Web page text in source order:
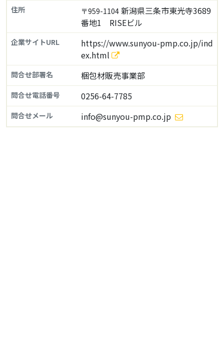
住所 〒959-1104 新潟県三条市東光寺3689
番地1 RISEビル
企業サイトURL
https://www.sunyou-pmp.co.jp/ind
ex.html
問合せ部署名 梱包材販売事業部
問合せ電話番号 0256-64-7785
問合せメール info@sunyou-pmp.co.jp